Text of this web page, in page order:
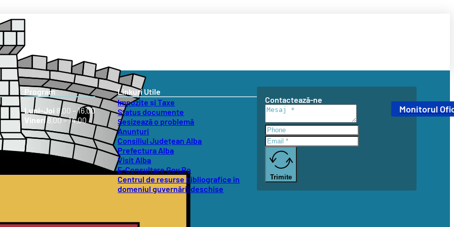
Monitorul
Program
Luni-Joi 8.00 – 16.00
Vineri8.00 – 14.00
Linkuri Utile
Impozite și Taxe
Status documente
Sesizează o problemă
Anunțuri
Consiliul Județean Alba
Prefectura Alba
Visit Alba
E-Consultare Gov.Ro
Centrul de resurse bibliografice în
domeniul guvernării deschise
Contactează-ne
Trimite